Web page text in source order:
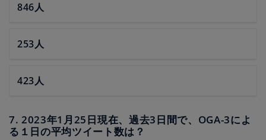
846人
253人
423人
7. 2023年1月25日現在、過去3日間で、OGA-3によ
る１日の平均ツイート数は？